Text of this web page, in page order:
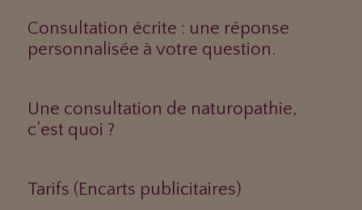
Consultation écrite : une réponse
personnalisée à votre question.
Une consultation de naturopathie,
c’est quoi ?
Tarifs (Encarts publicitaires)